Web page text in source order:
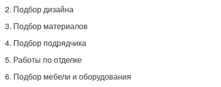
2. Подбор дизайна
3. Подбор материалов
4. Подбор подрядчика
5. Работы по отделке
6. Подбор мебели и оборудования